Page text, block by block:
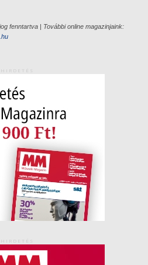
fenntartva | További online magazinjaink:
HIRDETÉS
HIRDETÉS